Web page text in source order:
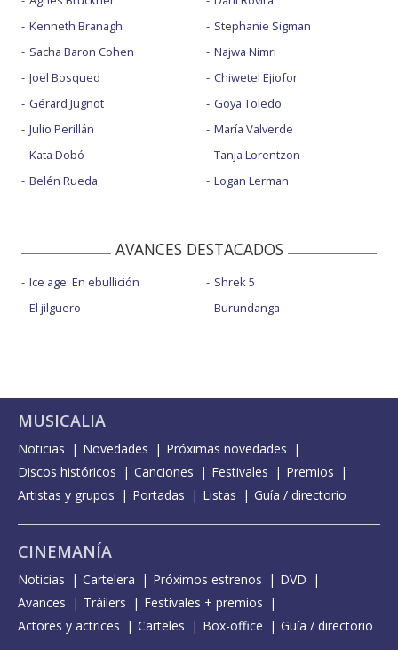
Kenneth Branagh
Sacha Baron Cohen
Joel Bosqued
Gérard Jugnot
Julio Perillán
Kata Dobó
Belén Rueda
Stephanie Sigman
Najwa Nimri
Chiwetel Ejiofor
Goya Toledo
María Valverde
Tanja Lorentzon
Logan Lerman
AVANCES DESTACADOS
Ice age: En ebullición
El jilguero
Shrek 5
Burundanga
MUSICALIA
Noticias Novedades
Próximas novedades
Discos históricos
Canciones Festivales
Premios
Artistas y grupos
Portadas Listas Guía / directorio
CINEMANÍA
Noticias Cartelera Próximos estrenos
DVD
Avances
Tráilers
Festivales + premios
Actores y actrices
Carteles Box-office Guía / directorio